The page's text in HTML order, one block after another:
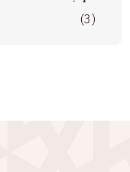
(3)